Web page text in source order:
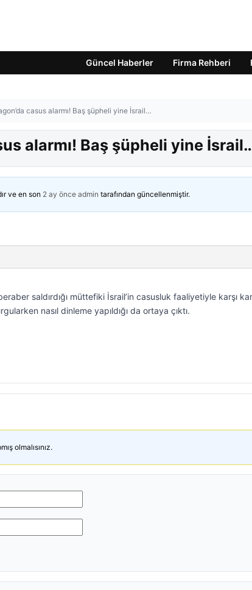
Güncel Haberler Firma Rehberi
casus alarmı! Baş şüpheli yine İsrail…
alarmı! Baş şüpheli yine
ve en son 2 ay önce admin tarafından güncellenmiştir.
saldırdığı müttefiki İsrail’in casusluk faaliyetiyle karşı
nasıl dinleme yapıldığı da ortaya çıktı.
olmalısınız.